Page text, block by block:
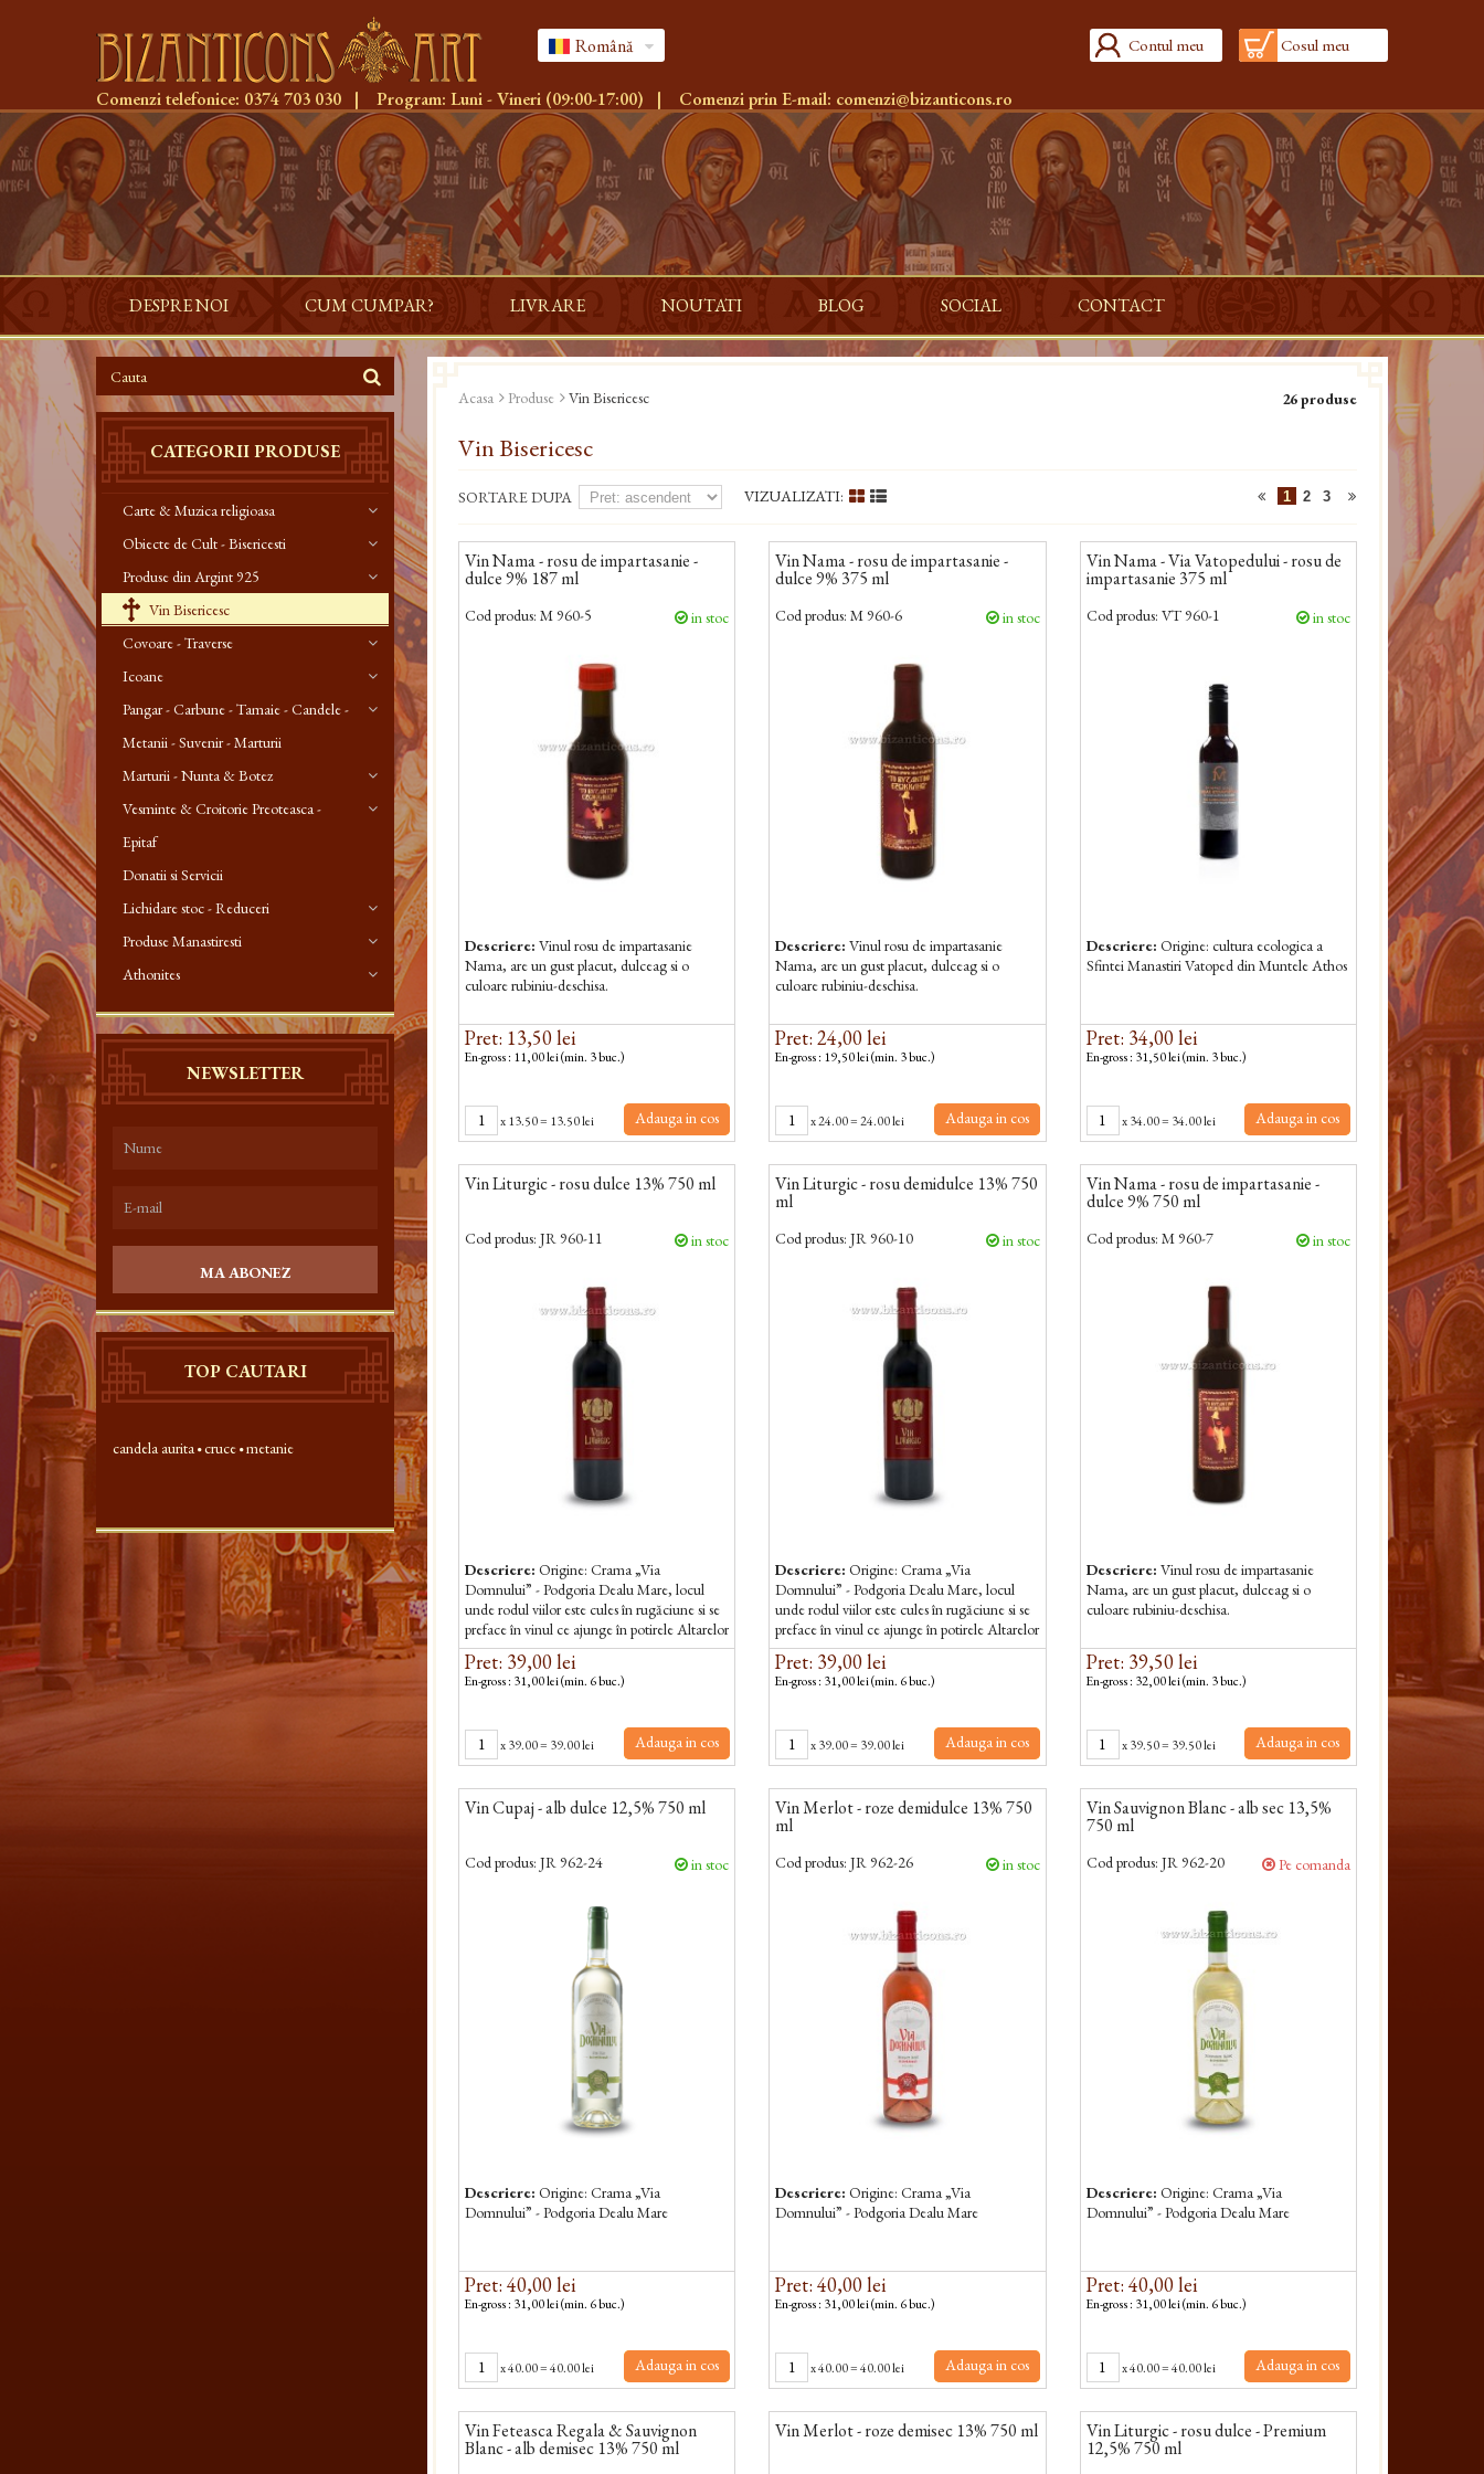
Română Contul meu Cosul meu
Comenzi telefonice: 0374 703 030 | Program: Luni - Vineri (09:00-17:00) | Comenzi prin E-mail: comenzi@bizanticons.ro
DESPRE NOI CUM CUMPAR? LIVRARE NOUTATI BLOG SOCIAL CONTACT
CATEGORII PRODUSE
Carte & Muzica religioasa
Obiecte de Cult - Bisericesti
Produse din Argint 925
Vin Bisericesc
Covoare - Traverse
Icoane
Pangar - Carbune - Tamaie - Candele -
Metanii - Suvenir - Marturii
Marturii - Nunta & Botez
Vesminte & Croitorie Preoteasca -
Epitaf
Donatii si Servicii
Lichidare stoc - Reduceri
Produse Manastiresti
Athonites
NEWSLETTER
MA ABONEZ
TOP CAUTARI
candela aurita cruce metanie
Acasa Produse Vin Bisericesc 26 produse
Vin Bisericesc
SORTARE DUPA VIZUALIZATI: 1 2 3
Vin Nama - rosu de impartasanie -
dulce 9% 187 ml
Cod produs: M 960-5 in stoc
Descriere: Vinul rosu de impartasanie
Nama, are un gust placut, dulceag si o
culoare rubiniu-deschisa.
Pret: 13,50 lei
En-gross : 11,00 lei (min. 3 buc.)
x13.50= 13.50 lei Adauga in cos
Vin Nama - rosu de impartasanie -
dulce 9% 375 ml
Cod produs: M 960-6 in stoc
Descriere:Vinul rosu de impartasanie
Nama, are un gust placut, dulceag si o
culoare rubiniu-deschisa.
Pret: 24,00 lei
En-gross : 19,50 lei (min. 3 buc.)
x24.00=24.00 lei Adauga in cos
Vin Nama - Via Vatopedului - rosu de
impartasanie 375 ml
Cod produs: VT 960-1 in stoc
Descriere: Origine: cultura ecologica a
Sfintei Manastiri Vatoped din Muntele Athos
Pret: 34,00 lei
En-gross : 31,50 lei (min. 3 buc.)
x34.00= 34.00 lei Adauga in cos
Vin Liturgic - rosu dulce 13% 750 ml
Cod produs: JR 960-11 in stoc
Descriere: Origine: Crama „Via
Domnului” - Podgoria Dealu Mare, locul
unde rodul viilor este cules în rugăciune si se
preface în vinul ce ajunge în potirele Altarelor
bisericilor, unde preoții rostesc la...
Pret: 39,00 lei
En-gross : 31,00 lei (min. 6 buc.)
x39.00= 39.00 lei Adauga in cos
Vin Liturgic - rosu demidulce 13% 750
ml
Cod produs: JR 960-10 in stoc
Descriere:Origine: Crama „Via
Domnului” - Podgoria Dealu Mare, locul
unde rodul viilor este cules în rugăciune si se
preface în vinul ce ajunge în potirele Altarelor
bisericilor, unde preoții rostesc la...
Pret: 39,00 lei
En-gross : 31,00 lei (min. 6 buc.)
x39.00= 39.00 lei Adauga in cos
Vin Nama - rosu de impartasanie -
dulce 9% 750 ml
Cod produs: M 960-7 in stoc
Descriere: Vinul rosu de impartasanie
Nama, are un gust placut, dulceag si o
culoare rubiniu-deschisa.
Pret: 39,50 lei
En-gross : 32,00 lei (min. 3 buc.)
x39.50= 39.50 lei Adauga in cos
Vin Cupaj - alb dulce 12,5% 750 ml
Cod produs: JR 962-24 in stoc
Descriere: Origine: Crama „Via
Domnului” - Podgoria Dealu Mare
Pret: 40,00 lei
En-gross : 31,00 lei (min. 6 buc.)
x40.00=40.00 lei Adauga in cos
Vin Merlot - roze demidulce 13% 750
ml
Cod produs: JR 962-26 in stoc
Descriere:Origine: Crama „Via
Domnului” - Podgoria Dealu Mare
Pret: 40,00 lei
En-gross : 31,00 lei (min. 6 buc.)
x40.00=40.00 lei Adauga in cos
Vin Sauvignon Blanc - alb sec 13,5%
750 ml
Cod produs: JR 962-20 Pe comanda
Descriere: Origine: Crama „Via
Domnului” - Podgoria Dealu Mare
Pret: 40,00 lei
En-gross : 31,00 lei (min. 6 buc.)
x40.00=40.00 lei Adauga in cos
Vin Feteasca Regala & Sauvignon
Blanc - alb demisec 13% 750 ml
Vin Merlot - roze demisec 13% 750 ml Vin Liturgic - rosu dulce - Premium
12,5% 750 ml